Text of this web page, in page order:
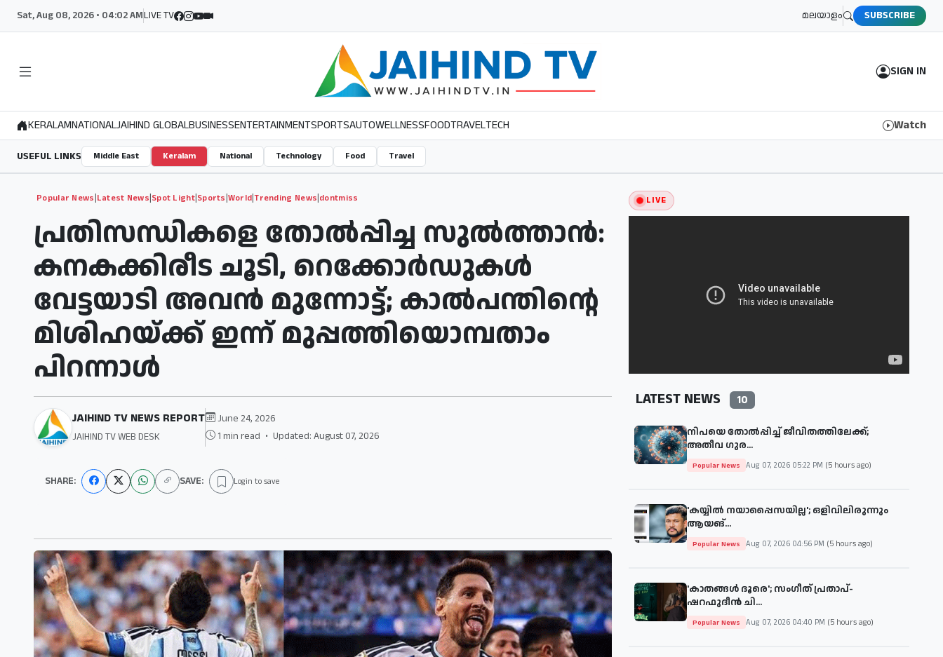
Sat, Aug 08, 2026 • 04:02 AMLIVE TV മലയാളം SUBSCRIBE
SIGN IN
KERALAMNATIONALJAIHIND GLOBALBUSINESSENTERTAINMENTSPORTSAUTOWELLNESSFOODTRAVELTECH Watch
USEFUL LINKS Middle East Keralam National Technology Food Travel
Popular News|Latest News|Spot Light|Sports|World|Trending News|dontmiss
പ്രതിസന്ധികളെ തോൽപ്പിച്ച സുൽത്താൻ:
കനകക്കിരീട ചൂടി, റെക്കോർഡുകൾ
വേട്ടയാടി അവൻ മുന്നോട്ട്; കാൽപന്തിന്റെ
മിശിഹയ്ക്ക് ഇന്ന് മുപ്പത്തിയൊമ്പതാം
പിറന്നാൾ
JAIHIND TV NEWS REPORT
JAIHIND TV WEB DESK
June 24, 2026
1 min read • Updated: August 07, 2026
SHARE: SAVE: Login to save
LIVE
LATEST NEWS 10
നിപയെ തോല്‍പ്പിച്ച് ജീവിതത്തിലേക്ക്;
അതീവ ഗുര...
Popular News Aug 07, 2026 05:22 PM (5 hours ago)
'കയ്യില്‍ നയാപ്പൈസയില്ല'; ഒളിവിലിരുന്നും
ആയങ്...
Popular News Aug 07, 2026 04:56 PM (5 hours ago)
'കാതങ്ങള്‍ ദൂരെ'; സംഗീത് പ്രതാപ്-
ഷറഫുദീന്‍ ചി...
Popular News Aug 07, 2026 04:40 PM (5 hours ago)